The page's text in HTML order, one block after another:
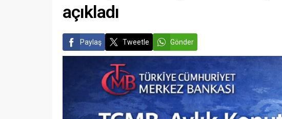
açıkladı
Paylaş Tweetle Gönder